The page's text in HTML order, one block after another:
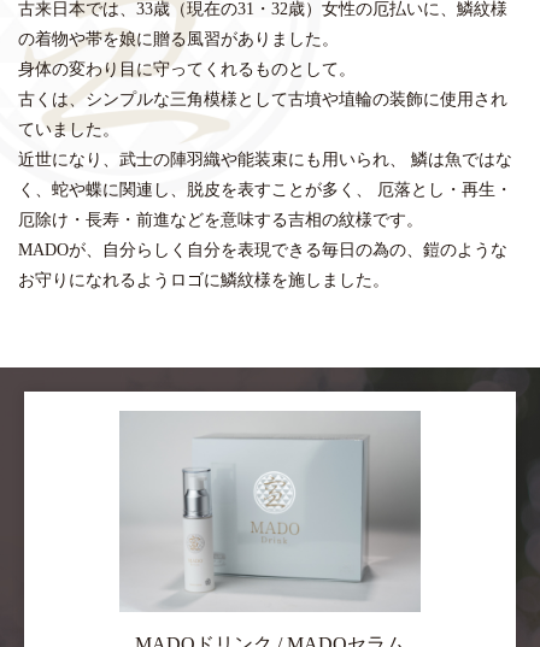
古来日本では、33歳（現在の31・32歳）女性の厄払いに、鱗紋様
の着物や帯を娘に贈る風習がありました。
身体の変わり目に守ってくれるものとして。
古くは、シンプルな三角模様として古墳や埴輪の装飾に使用され
ていました。
近世になり、武士の陣羽織や能装束にも用いられ、 鱗は魚ではな
く、蛇や蝶に関連し、脱皮を表すことが多く、 厄落とし・再生・
厄除け・長寿・前進などを意味する吉相の紋様です。
MADOが、自分らしく自分を表現できる毎日の為の、鎧のような
お守りになれるようロゴに鱗紋様を施しました。